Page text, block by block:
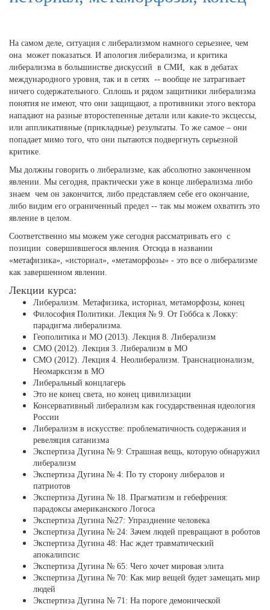
На самом деле, ситуация с либерализмом намного серьезнее, чем
она может показаться. И апология либерализма, и критика
либерализма в большинстве дискуссий в СМИ, как в дебатах
международного уровня, так и в сетях -- вообще не затрагивает
ничего содержательного. Сплошь и рядом защитники либерализма
понятия не имеют, что они защищают, а противники этого вектора
нападают на разные второстепенные детали или какие-то эксцессы,
или аппликативные (прикладные) результаты. То же самое – они
попадает мимо того, что они пытаются подвергнуть серьезной
критике.
Мы должны говорить о либерализме, как абсолютно законченном
явлении. Мы сегодня, практически уже в конце либерализма либо
знаем чем он закончится, либо представляем себе его окончание,
либо видим его ограниченный предел -- так мы можем охватить это
явление в целом.
Соответственно мы можем уже сегодня рассматривать его с
позиции совершившегося явления. Отсюда в названии
«метафизика», «историал», «метаморфозы» - это все о либерализме
как завершенном явлении.
Лекции курса:
Либерализм. Метафизика, историал, метаморфозы, конец
Философия Политики. Лекция № 9. От Гоббса к Локку:
парадигма либерализма.
Геополитика и МО (2013). Лекция 8. Либерализм
СМО (2012). Лекция 3. Либерализм в МО
СМО (2012). Лекция 4. Неолиберализм. Транснационализм,
Неомарксизм в МО
Либеральный концлагерь
Это не конец света, но конец цивилизации
Консервативный либерализм как государственная идеология
России
Либерализм в искусстве: проблематичность содержания и
ревеляция сатанизма
Экспертиза Дугина № 9: Страшная вещь, которую обнаружил
либерализм
Экспертиза Дугина № 4: По ту сторону либералов и
патриотов
Экспертиза Дугина № 18. Прагматизм и гебефрения:
парадоксы американского Логоса
Экспертиза Дугина №27: Упразднение человека
Экспертиза Дугина № 24: Зачем людей превращают в роботов
Экспертиза Дугина 48: Нас ждет травматический
апокалипсис
Экспертиза Дугина № 65: Чего хочет мировая элита
Экспертиза Дугина № 70: Как мир вещей будет замещать мир
людей
Экспертиза Дугина № 71: На пороге демонической